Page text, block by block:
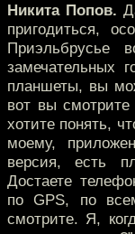
Никита Попов.
пригодиться,
Приэльбрусье
замечательных
планшеты, вы
вот вы
хотите понять,
моему,
версия, есть
Достаете
по GPS, по
смотрите. Я,